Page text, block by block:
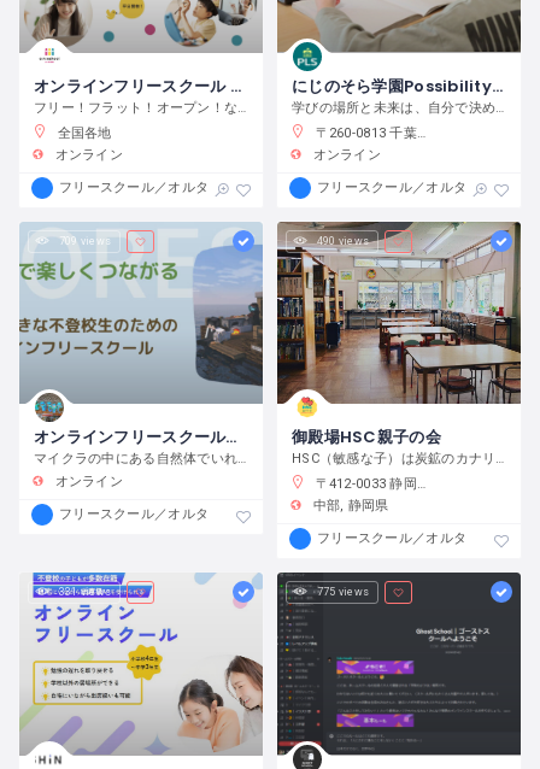
オンラインフリースクール aini school 小・中等部
全国各地
オンライン
フリースクール／オルタナティブスクール
にじのそら学園Possibility of Learning School
〒260-0813 千葉県千葉市
オンライン
フリースクール／オルタナティブス
709 views
オンラインフリースクールフォレスト
マイクラの中にある自然体でいれるもう一つの居場所
オンライン
フリースクール／オルタナティブスクール
490 views
御殿場HSC親子の会
HSC（敏感な子）は炭鉱のカナリヤ！みんなに安心安全の必要性を伝える役目です。
〒412-0033 静岡県御殿場市神山４１６−２
中部 静岡県
フリースクール／オルタナティブス
331 views 775 views